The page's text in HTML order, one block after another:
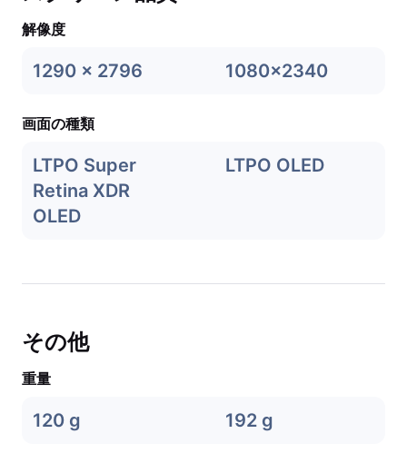
解像度
1290 x 2796 1080x2340
画面の種類
LTPO Super
Retina XDR
OLED
LTPO OLED
その他
重量
120 g 192 g